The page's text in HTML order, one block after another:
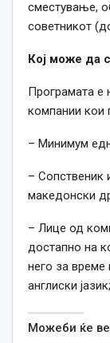
сместување,
советникот
Кој може да
Програмата е
компании кои
– Минимум
– Сопственик
македонски
– Лице од
достапно на
него за
англиски јазик;
Можеби ќе